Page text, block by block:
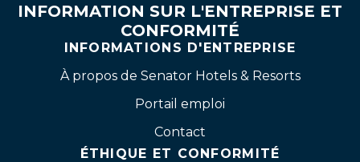
INFORMATION SUR L'ENTREPRISE ET
CONFORMITÉ
INFORMATIONS D'ENTREPRISE
À propos de Senator Hotels & Resorts
Portail emploi
Contact
ÉTHIQUE ET CONFORMITÉ